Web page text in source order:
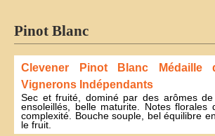
Pinot Blanc
Clevener Pinot Blanc Médaille
Vignerons Indépendants
Sec et fruité, dominé par des arômes
ensoleillés, belle maturite. Notes florales
complexité. Bouche souple, bel équilibre
le fruit.